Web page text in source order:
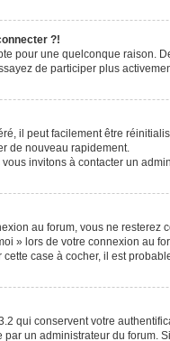
?!
pour une quelconque
de participer plus
il peut facilement être
de nouveau rapidement.
invitons à contacter un
au forum, vous ne
» lors de votre connexion au
case à cocher, il est
qui conservent votre
un administrateur du